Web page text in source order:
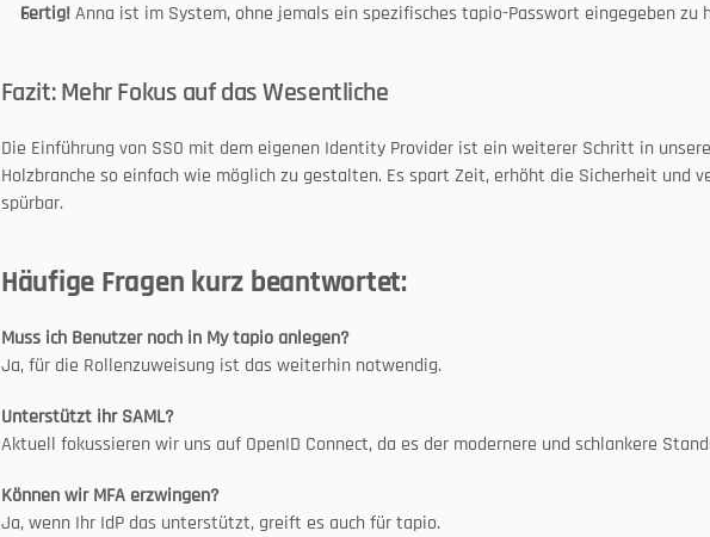
Fertig! Anna ist im System, ohne jemals ein spezifisches tapio-Passwort eingegeben zu
Fazit: Mehr Fokus auf das Wesentliche
Die Einführung von SSO mit dem eigenen Identity Provider ist ein weiterer Schritt in
Holzbranche so einfach wie möglich zu gestalten. Es spart Zeit, erhöht die Sicherheit und
spürbar.
Häufige Fragen kurz beantwortet:
Muss ich Benutzer noch in My tapio anlegen?
Ja, für die Rollenzuweisung ist das weiterhin notwendig.
Unterstützt ihr SAML?
Aktuell fokussieren wir uns auf OpenID Connect, da es der modernere und schlankere
Können wir MFA erzwingen?
Ja, wenn Ihr IdP das unterstützt, greift es auch für tapio.